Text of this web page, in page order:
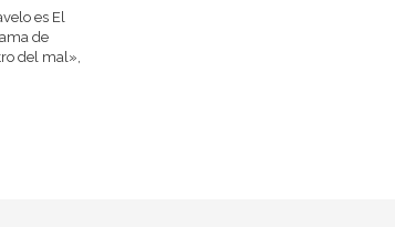
es El
de
del mal»,